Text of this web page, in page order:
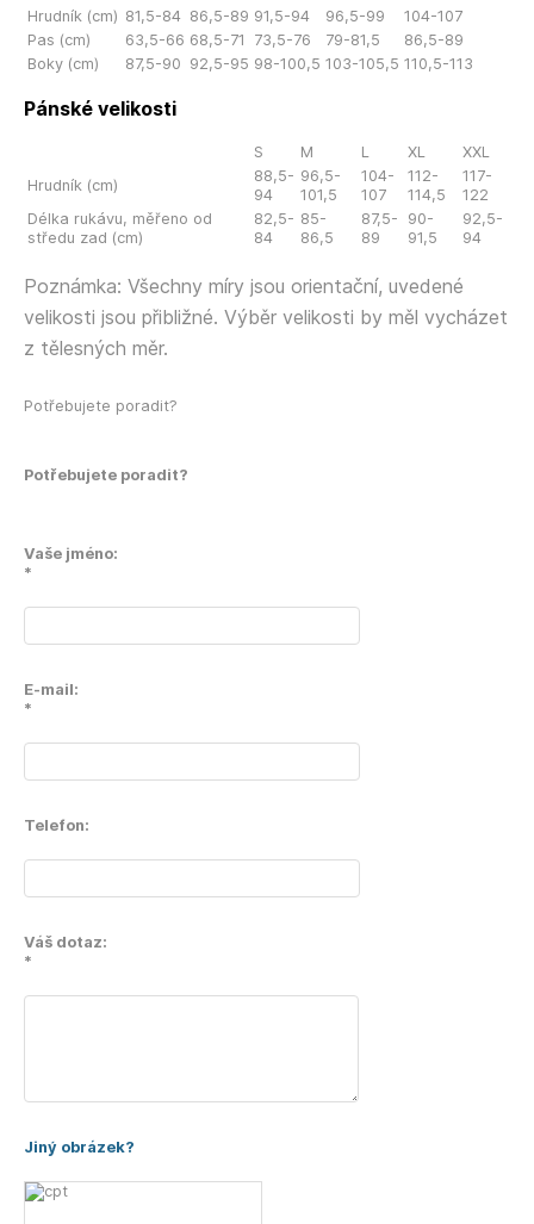
Hrudník (cm) 81,5-84 86,5-89 91,5-94 96,5-99
104-107
Pas (cm)
63,5-66 68,5-71 73,5-76 79-81,5
86,5-89
Boky (cm)
87,5-90 92,5-95 98-100,5 103-105,5 110,5-113
Pánské velikosti
S M L XL
XXL
Hrudník (cm)
88,5-
94
96,5-
101,5
104-
107
112-
114,5
117-
122
Délka rukávu, měřeno od
středu zad (cm)
82,5-
84
85-
86,5
87,5-
89
90-
91,5
92,5-
94
Poznámka: Všechny míry jsou orientační, uvedené
velikosti jsou přibližné. Výběr velikosti by měl vycházet
z tělesných měr.
Potřebujete poradit?
Potřebujete poradit?
Vaše jméno:
*
E-mail:
*
Telefon:
Váš dotaz:
*
Jiný obrázek?